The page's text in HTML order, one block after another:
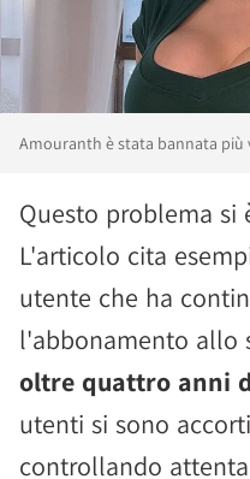
Amouranth è stata bannata più
Questo problema si
L'articolo cita
utente che ha
l'abbonamento allo
oltre quattro anni
utenti si sono
controllando